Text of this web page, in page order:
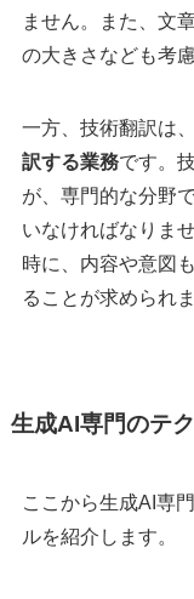
ません。また、文
の大きさなども考
一方、技術翻訳は、
訳する業務です。
が、専門的な分野
いなければなりま
時に、内容や意図
ることが求められま
生成AI専門のテ
ここから生成AI専
ルを紹介します。